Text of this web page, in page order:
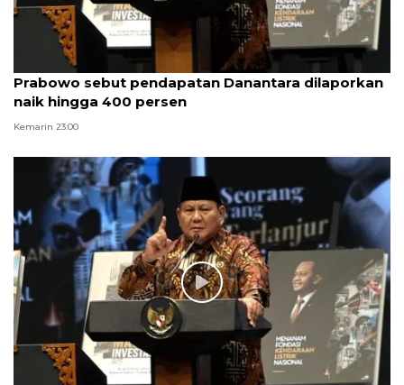
Prabowo sebut pendapatan Danantara dilaporkan
naik hingga 400 persen
Kemarin 23:00